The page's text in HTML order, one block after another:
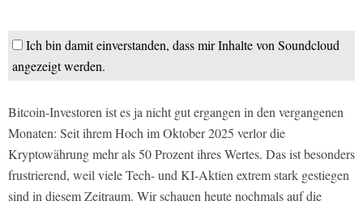
Ich bin damit einverstanden, dass mir Inhalte von Soundcloud
angezeigt werden.
Bitcoin-Investoren ist es ja nicht gut ergangen in den vergangenen
Monaten: Seit ihrem Hoch im Oktober 2025 verlor die
Kryptowährung mehr als 50 Prozent ihres Wertes. Das ist besonders
frustrierend, weil viele Tech- und KI-Aktien extrem stark gestiegen
sind in diesem Zeitraum. Wir schauen heute nochmals auf die